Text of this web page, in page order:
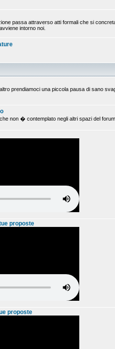
passa attraverso atti formali che si
intorno noi.
prendiamoci una piccola pausa di sano
non � contemplato negli altri spazi del
proposte
proposte